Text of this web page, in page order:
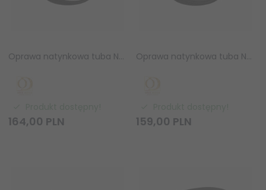
Oprawa natynkowa tuba Neo Nero Mobile / Ufo Cromo Orlicki Design OR83972
164,00 PLN
Oprawa natynkowa tuba Neo Nero Mobile / Ufo Nero Orlicki Design OR83927
159,00 PLN